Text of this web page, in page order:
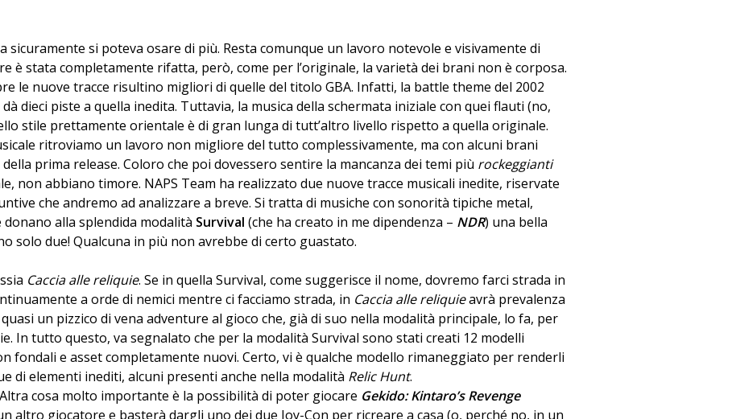
sicuramente si poteva osare di più. Resta comunque un lavoro notevole e visivamente di
è stata completamente rifatta, però, come per l’originale, la varietà dei brani non è corposa.
le nuove tracce risultino migliori di quelle del titolo GBA. Infatti, la battle theme del 2002
dieci piste a quella inedita. Tuttavia, la musica della schermata iniziale con quei flauti (no,
stile prettamente orientale è di gran lunga di tutt’altro livello rispetto a quella originale.
ritroviamo un lavoro non migliore del tutto complessivamente, ma con alcuni brani
prima release. Coloro che poi dovessero sentire la mancanza dei temi più rockeggianti
non abbiano timore. NAPS Team ha realizzato due nuove tracce musicali inedite, riservate
che andremo ad analizzare a breve. Si tratta di musiche con sonorità tipiche metal,
alla splendida modalità Survival (che ha creato in me dipendenza – NDR) una bella
solo due! Qualcuna in più non avrebbe di certo guastato.
Caccia alle reliquie. Se in quella Survival, come suggerisce il nome, dovremo farci strada in
a orde di nemici mentre ci facciamo strada, in Caccia alle reliquieavrà prevalenza
un pizzico di vena adventure al gioco che, già di suo nella modalità principale, lo fa, per
In tutto questo, va segnalato che per la modalità Survival sono stati creati 12 modelli
fondali e asset completamente nuovi. Certo, vi è qualche modello rimaneggiato per renderli
di elementi inediti, alcuni presenti anche nella modalità Relic Hunt.
cosa molto importante è la possibilità di poter giocare Gekido: Kintaro’s Revenge
altro giocatore e basterà dargli uno dei due Joy-Con per ricreare a casa (o, perché no, in un